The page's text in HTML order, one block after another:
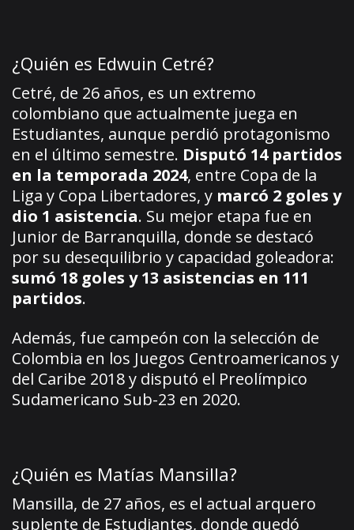
¿Quién es Edwuin Cetré?
Cetré, de 26 años, es un extremo
colombiano que actualmente juega en
Estudiantes, aunque perdió protagonismo
en el último semestre. Disputó 14 partidos
en la temporada 2024, entre Copa de la
Liga y Copa Libertadores, y marcó 2 goles y
dio 1 asistencia. Su mejor etapa fue en
Junior de Barranquilla, donde se destacó
por su desequilibrio y capacidad goleadora:
sumó 18 goles y 13 asistencias en 111
partidos.
Además, fue campeón con la selección de
Colombia en los Juegos Centroamericanos y
del Caribe 2018 y disputó el Preolímpico
Sudamericano Sub-23 en 2020.
¿Quién es Matías Mansilla?
Mansilla, de 27 años, es el actual arquero
suplente de Estudiantes, donde quedó